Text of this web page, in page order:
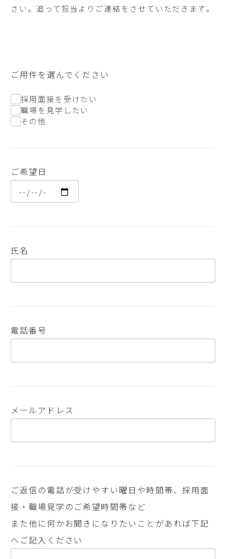
さい。追って担当よりご連絡をさせていただきます。
ご用件を選んでください
採用面接を受けたい
職場を見学したい
その他
ご希望日
氏名
電話番号
メールアドレス
ご返信の電話が受けやすい曜日や時間帯、採用面
接・職場見学のご希望時間帯など
また他に何かお聞きになりたいことがあれば下記
へご記入ください